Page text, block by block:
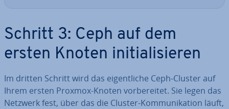
Schritt 3: Ceph auf dem
ersten Knoten in­itia­li­sie­ren
Im dritten Schritt wird das ei­gent­li­che Ceph-Cluster auf
Ihrem ersten Proxmox-Knoten vor­be­rei­tet. Sie legen das
Netzwerk fest, über das die Cluster-Kom­mu­ni­ka­ti­on läuft,